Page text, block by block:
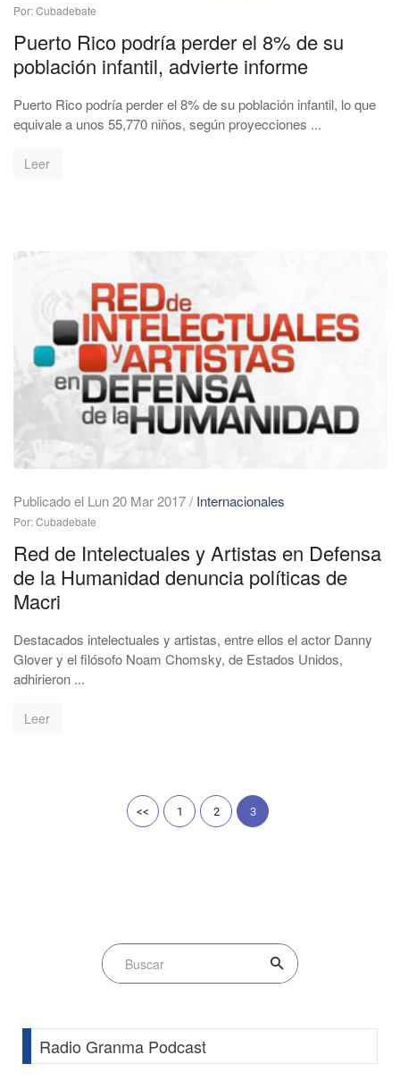
Por: Cubadebate
Puerto Rico podría perder el 8% de su
población infantil, advierte informe
Puerto Rico podría perder el 8% de su población infantil, lo que
equivale a unos 55,770 niños, según proyecciones ...
Leer
Publicado el Lun 20 Mar 2017/ Internacionales
Por: Cubadebate
Red de Intelectuales y Artistas en Defensa
de la Humanidad denuncia políticas de
Macri
Destacados intelectuales y artistas, entre ellos el actor Danny
Glover y el filósofo Noam Chomsky, de Estados Unidos,
adhirieron ...
Leer
<< 1 2 3
Radio Granma Podcast